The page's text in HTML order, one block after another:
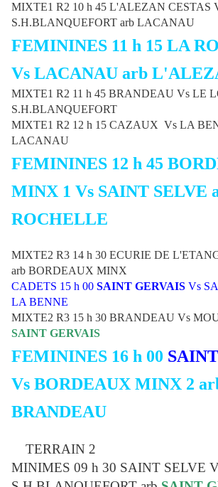
MIXTE1 R2 10 h 45 L'ALEZAN CESTAS
S.H.BLANQUEFORT arb LACANAU
FEMININES 11 h 15 LA
Vs LACANAU arb
MIXTE1 R2 11 h 45 BRANDEAU Vs LE
S.H.BLANQUEFORT
MIXTE1 R2 12 h 15 CAZAUX Vs LA
LACANAU
FEMININES 12 h 45
MINX 1 Vs SAINT SELVE
ROCHELLE
MIXTE2 R3 14 h 30 ECURIE DE
arb BORDEAUX MINX
CADETS 15 h 00 SAINT GERVAIS Vs
LA BENNE
MIXTE2 R3 15 h 30 BRANDEAU Vs
SAINT GERVAIS
FEMININES 16 h 00
Vs BORDEAUX MINX 2
BRANDEAU
TERRAIN 2
MINIMES 09 h 30 SAINT SELVE